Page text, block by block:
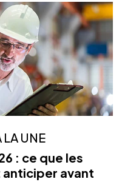
LA UNE
: ce que les
avant